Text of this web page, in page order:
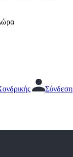
Σύνδεση